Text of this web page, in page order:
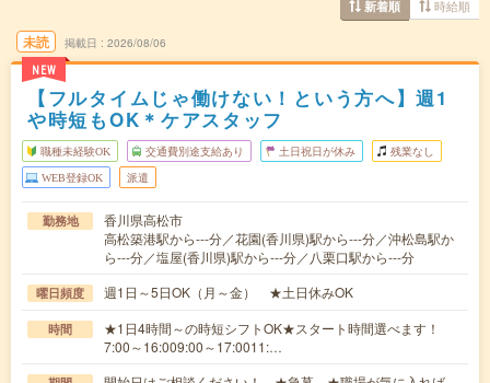
新着順 時給順
未読
NEW
掲載日 2026/08/06
【フルタイムじゃ働けない！という方へ】週1
や時短もOK＊ケアスタッフ
職種未経験OK 交通費別途支給あり 土日祝日が休み 残業なし
WEB登録OK 派遣
勤務地
香川県高松市
高松築港駅から---分／花園(香川県)駅から---分／沖松島駅か
ら---分／塩屋(香川県)駅から---分／八栗口駅から---分
曜日頻度 週1日～5日OK（月～金） ★土日休みOK
時間
★1日4時間～の時短シフトOK★スタート時間選べます！
7:00～16:009:00～17:0011:…